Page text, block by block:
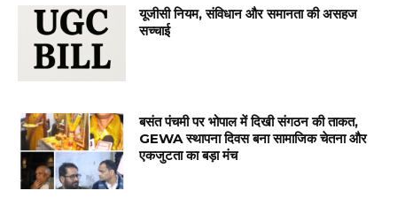
यूजीसी नियम, संविधान और समानता की असहज
सच्चाई
बसंत पंचमी पर भोपाल में दिखी संगठन की ताकत,
GEWA स्थापना दिवस बना सामाजिक चेतना और
एकजुटता का बड़ा मंच